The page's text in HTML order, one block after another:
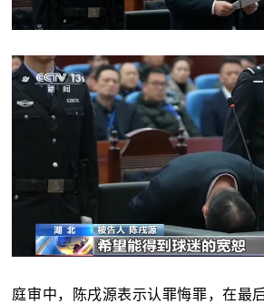
庭审中，陈戌源表示认罪悔罪，在最